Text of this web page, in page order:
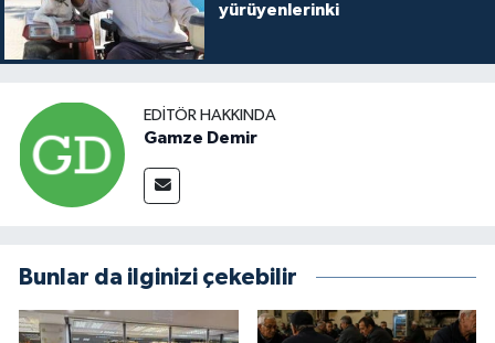
yürüyenlerinki
EDITÖR HAKKINDA
Gamze Demir
Bunlar da ilginizi çekebilir